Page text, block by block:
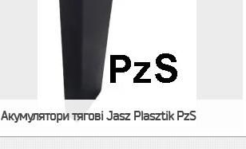
Акумулятори тягові Jasz Plasztik PzS